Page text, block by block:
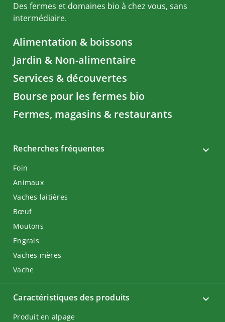
Des fermes et domaines bio à chez vous, sans
intermédiaire.
Alimentation & boissons
Jardin & Non-alimentaire
Services & découvertes
Bourse pour les fermes bio
Fermes, magasins & restaurants
Recherches fréquentes
Foin
Animaux
Vaches laitières
Bœuf
Moutons
Engrais
Vaches mères
Vache
Caractéristiques des produits
Produit en alpage